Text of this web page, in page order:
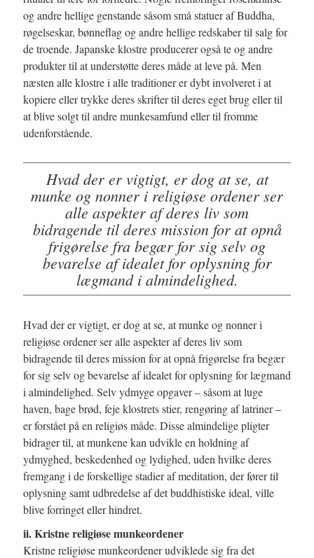
og andre hellige genstande såsom små statuer af Buddha,
røgelseskar, bønneflag og andre hellige redskaber til salg for
de troende. Japanske klostre producerer også te og andre
produkter til at understøtte deres måde at leve på. Men
næsten alle klostre i alle traditioner er dybt involveret i at
kopiere eller trykke deres skrifter til deres eget brug eller til
at blive solgt til andre munkesamfund eller til fromme
udenforstående.
Hvad der er vigtigt, er dog at se, at
munke og nonner i religiøse ordener ser
alle aspekter af deres liv som
bidragende til deres mission for at opnå
frigørelse fra begær for sig selv og
bevarelse af idealet for oplysning for
lægmand i almindelighed.
Hvad der er vigtigt, er dog at se, at munke og nonner i
religiøse ordener ser alle aspekter af deres liv som
bidragende til deres mission for at opnå frigørelse fra begær
for sig selv og bevarelse af idealet for oplysning for lægmand
i almindelighed. Selv ydmyge opgaver – såsom at luge
haven, bage brød, feje klostrets stier, rengøring af latriner –
er forstået på en religiøs måde. Disse almindelige pligter
bidrager til, at munkene kan udvikle en holdning af
ydmyghed, beskedenhed og lydighed, uden hvilke deres
fremgang i de forskellige stadier af meditation, der fører til
oplysning samt udbredelse af det buddhistiske ideal, ville
blive forringet eller hindret.
ii. Kristne religiøse munkeordener
Kristne religiøse munkeordener udviklede sig fra det